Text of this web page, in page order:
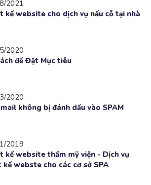
2021
kế website cho dịch vụ nấu cỗ tại nhà
2020
để Đặt Mục tiêu
2020
không bị đánh dấu vào SPAM
2019
kế website thẩm mỹ viện - Dịch vụ
webste cho các cơ sở SPA